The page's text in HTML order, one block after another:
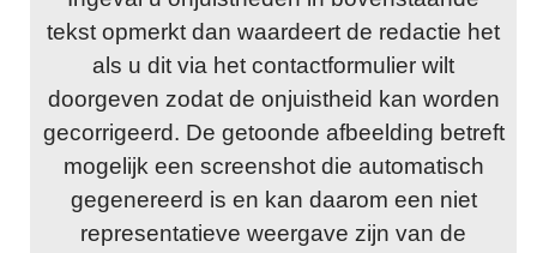
tekst opmerkt dan waardeert de redactie het
als u dit via het contactformulier wilt
doorgeven zodat de onjuistheid kan worden
gecorrigeerd. De getoonde afbeelding betreft
mogelijk een screenshot die automatisch
gegenereerd is en kan daarom een niet
representatieve weergave zijn van de